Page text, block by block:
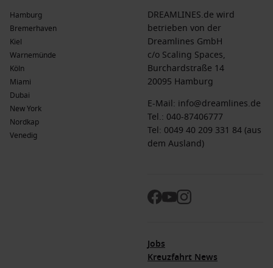
Hamburg
Bremerhaven
Kiel
Warnemünde
Köln
Miami
Dubai
New York
Nordkap
Venedig
DREAMLINES.de wird
betrieben von der
Dreamlines GmbH
c/o Scaling Spaces,
Burchardstraße 14
20095 Hamburg
E-Mail: info@dreamlines.de
Tel.: 040-87406777
Tel: 0049 40 209 331 84 (aus
dem Ausland)
Jobs
Kreuzfahrt News